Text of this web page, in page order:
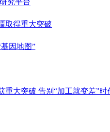
究平台
取得重大突破
因地图”
重大突破 告别“加工就变差”时